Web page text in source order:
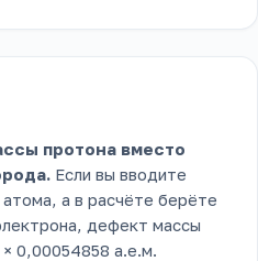
протона вместо
Если вы вводите
атома, а в расчёте берёте
дефект массы
0,00054858 а.е.м.